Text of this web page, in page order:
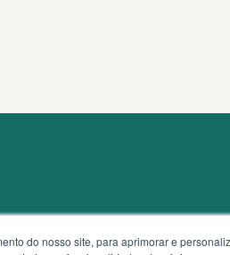
do nosso site, para aprimorar e